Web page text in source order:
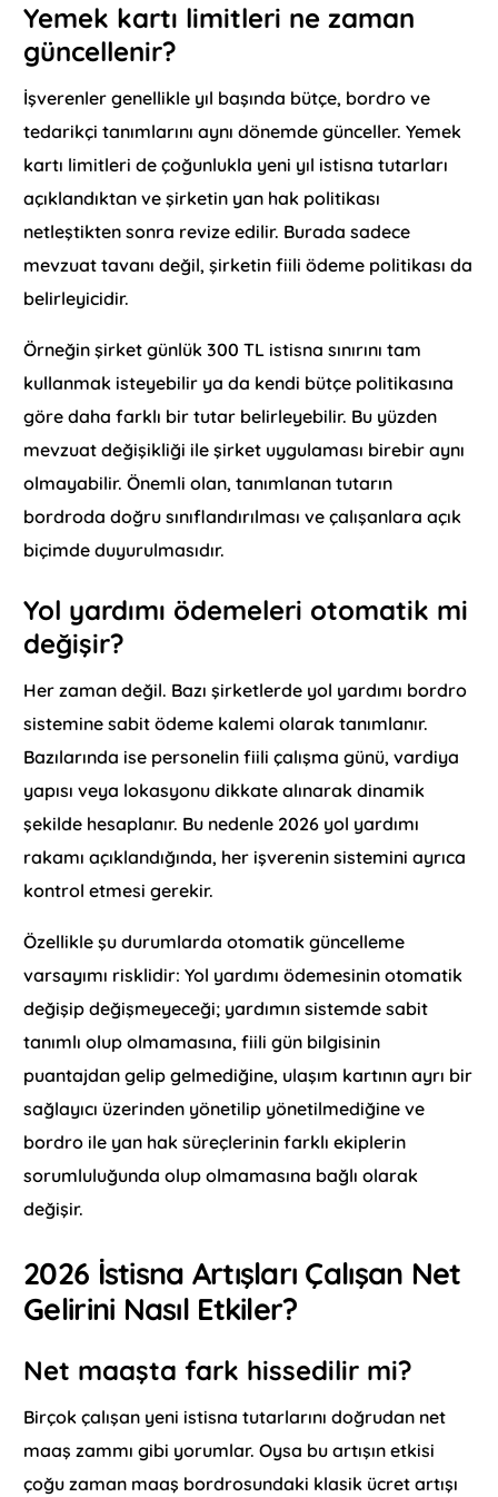
Yemek kartı limitleri ne zaman
güncellenir?
İşverenler genellikle yıl başında bütçe, bordro ve
tedarikçi tanımlarını aynı dönemde günceller. Yemek
kartı limitleri de çoğunlukla yeni yıl istisna tutarları
açıklandıktan ve şirketin yan hak politikası
netleştikten sonra revize edilir. Burada sadece
mevzuat tavanı değil, şirketin fiili ödeme politikası da
belirleyicidir.
Örneğin şirket günlük 300 TL istisna sınırını tam
kullanmak isteyebilir ya da kendi bütçe politikasına
göre daha farklı bir tutar belirleyebilir. Bu yüzden
mevzuat değişikliği ile şirket uygulaması birebir aynı
olmayabilir. Önemli olan, tanımlanan tutarın
bordroda doğru sınıflandırılması ve çalışanlara açık
biçimde duyurulmasıdır.
Yol yardımı ödemeleri otomatik mi
değişir?
Her zaman değil. Bazı şirketlerde yol yardımı bordro
sistemine sabit ödeme kalemi olarak tanımlanır.
Bazılarında ise personelin fiili çalışma günü, vardiya
yapısı veya lokasyonu dikkate alınarak dinamik
şekilde hesaplanır. Bu nedenle 2026 yol yardımı
rakamı açıklandığında, her işverenin sistemini ayrıca
kontrol etmesi gerekir.
Özellikle şu durumlarda otomatik güncelleme
varsayımı risklidir: Yol yardımı ödemesinin otomatik
değişip değişmeyeceği; yardımın sistemde sabit
tanımlı olup olmamasına, fiili gün bilgisinin
puantajdan gelip gelmediğine, ulaşım kartının ayrı bir
sağlayıcı üzerinden yönetilip yönetilmediğine ve
bordro ile yan hak süreçlerinin farklı ekiplerin
sorumluluğunda olup olmamasına bağlı olarak
değişir.
2026 İstisna Artışları Çalışan Net
Gelirini Nasıl Etkiler?
Net maaşta fark hissedilir mi?
Birçok çalışan yeni istisna tutarlarını doğrudan net
maaş zammı gibi yorumlar. Oysa bu artışın etkisi
çoğu zaman maaş bordrosundaki klasik ücret artışı